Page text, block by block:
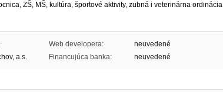
ZŠ, MŠ, kultúra, športové aktivity, zubná i veterinárna ordinácia
a.s.
Web developera:
neuvedené
Financujúca banka:
neuvedené